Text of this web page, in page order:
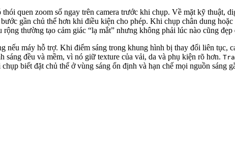
quen zoom số ngay trên camera trước khi chụp. Về mặt kỹ thuật,
gần chủ thể hơn khi điều kiện cho phép. Khi chụp chân dung
thường tạo cảm giác “lạ mắt” nhưng không phải lúc nào cũng đẹp
máy hỗ trợ. Khi điểm sáng trong khung hình bị thay đổi liên tục,
đều và mềm, vì nó giữ texture của vải, da và phụ kiện rõ hơn.
biết đặt chủ thể ở vùng sáng ổn định và hạn chế mọi nguồn sáng